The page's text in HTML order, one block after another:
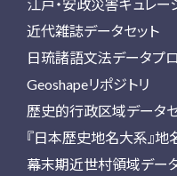
江戸・安政災害キュレー
近代雑誌データセット
日琉諸語文法データプ
Geoshapeリポジトリ
歴史的行政区域データ
『日本歴史地名大系』地
幕末期近世村領域デー